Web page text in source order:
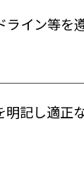
イン等を
記し適正